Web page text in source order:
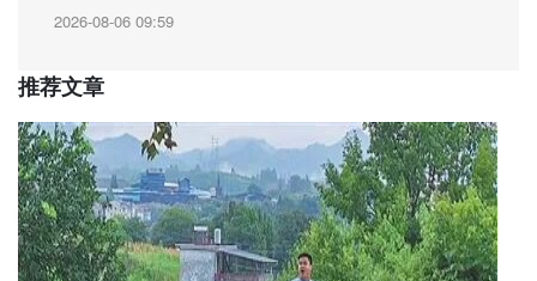
2026-08-06 09:59
推荐文章